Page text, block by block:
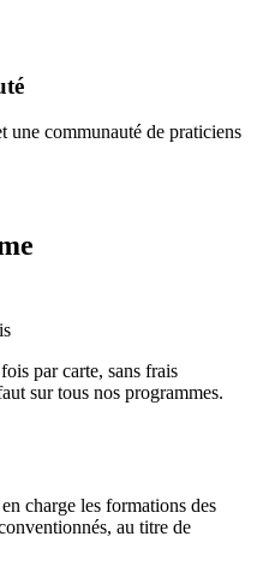
une communauté de praticiens
par carte, sans frais
sur tous nos programmes.
charge les formations des
au titre de